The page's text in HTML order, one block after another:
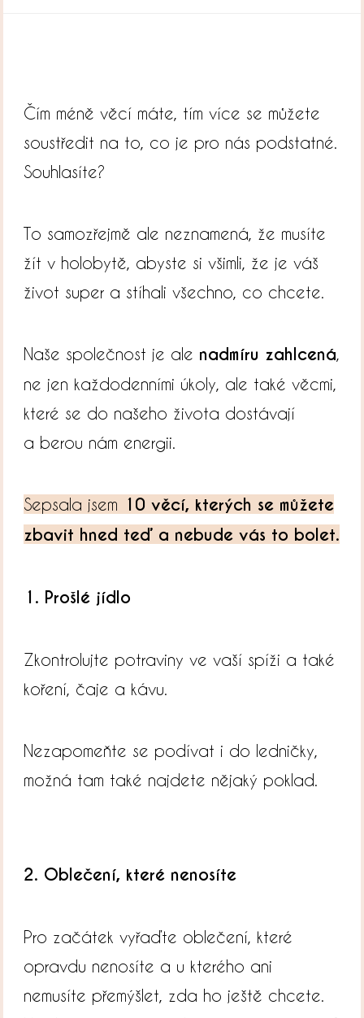
Čím méně věcí máte, tím více se můžete
soustředit na to, co je pro nás podstatné.
Souhlasíte?
To samozřejmě ale neznamená, že musíte
žít v holobytě, abyste si všimli, že je váš
život super a stíhali všechno, co chcete.
Naše společnost je ale nadmíru zahlcená,
ne jen každodenními úkoly, ale také věcmi,
které se do našeho života dostávají
a berou nám energii.
Sepsala jsem 10 věcí, kterých se můžete
zbavit hned teď a nebude vás to bolet.
1. Prošlé jídlo
Zkontrolujte potraviny ve vaší spíži a také
koření, čaje a kávu.
Nezapomeňte se podívat i do ledničky,
možná tam také najdete nějaký poklad.
2. Oblečení, které nenosíte
Pro začátek vyřaďte oblečení, které
opravdu nenosíte a u kterého ani
nemusíte přemýšlet, zda ho ještě chcete.